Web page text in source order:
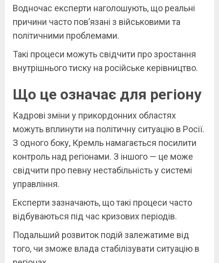
Водночас експерти наголошують, що реальні
причини часто пов’язані з військовими та
політичними проблемами.
Такі процеси можуть свідчити про зростання
внутрішнього тиску на російське керівництво.
Що це означає для регіону
Кадрові зміни у прикордонних областях
можуть вплинути на політичну ситуацію в Росії.
З одного боку, Кремль намагається посилити
контроль над регіонами. З іншого — це може
свідчити про певну нестабільність у системі
управління.
Експерти зазначають, що такі процеси часто
відбуваються під час кризових періодів.
Подальший розвиток подій залежатиме від
того, чи зможе влада стабілізувати ситуацію в